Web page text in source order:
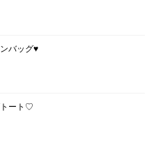
バッグ♥
トート♡